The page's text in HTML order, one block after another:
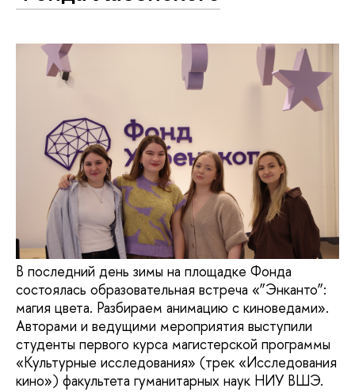
В последний день зимы на площадке Фонда
состоялась образовательная встреча «”Энканто”:
магия цвета. Разбираем анимацию с киноведами».
Авторами и ведущими мероприятия выступили
студенты первого курса магистерской программы
«Культурные исследования» (трек «Исследования
кино») факультета гуманитарных наук НИУ ВШЭ.